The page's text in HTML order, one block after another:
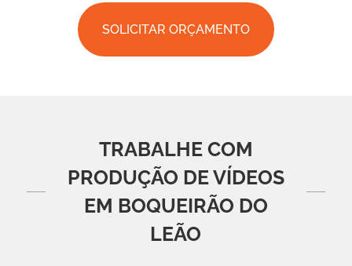
SOLICITAR ORÇAMENTO
TRABALHE COM
PRODUÇÃO DE VÍDEOS
EM BOQUEIRÃO DO
LEÃO